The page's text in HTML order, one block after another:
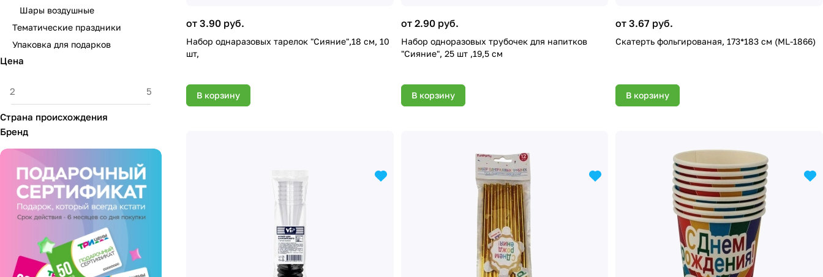
от 3.90 руб.
Набор однаразовых тарелок "Сияние",18 см, 10
шт,
В корзину
от 2.90 руб.
Набор одноразовых трубочек для напитков
"Сияние", 25 шт ,19,5 см
В корзину
от 3.67 руб.
Скатерть фольгированая, 173*183 см (ML-1866)
В корзину
Шары воздушные
Тематические праздники
Упаковка для подарков
Цена
Страна происхождения
Бренд